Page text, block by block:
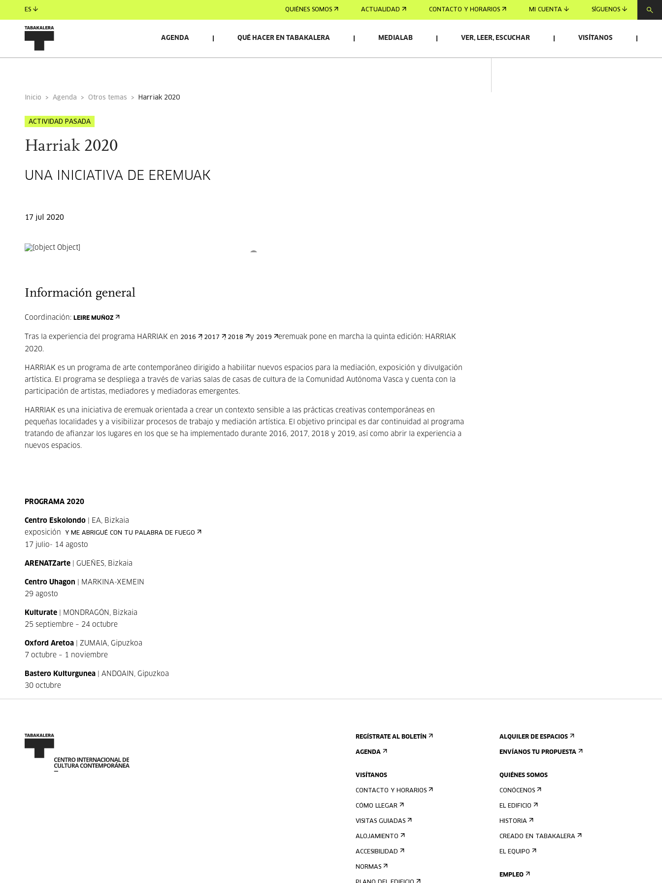
ES QUIÉNES SOMOS ACTUALIDAD CONTACTO Y HORARIOS MI CUENTA SÍGUENOS
AGENDA QUÉ HACER EN TABAKALERA MEDIALAB VER, LEER, ESCUCHAR VISÍTANOS
Inicio Agenda Otros temas harriak 2020
ACTIVIDAD PASADA
Harriak 2020
UNA INICIATIVA DE EREMUAK
17 jul 2020
Información general
Coordinación: LEIRE MUÑOZ
Tras la experiencia del programa HARRIAK en 2016 , 2017 , 2018 y 2019
eremuak pone en marcha la quinta edición: HARRIAK
2020.
HARRIAK es un programa de arte contemporáneo dirigido a habilitar nuevos espacios para la mediación, exposición y divulgación
artística. El programa se despliega a través de varias salas de casas de cultura de la Comunidad Autónoma Vasca y cuenta con la
participación de artistas, mediadores y mediadoras emergentes.
HARRIAK es una iniciativa de eremuak orientada a crear un contexto sensible a las prácticas creativas contemporáneas en
pequeñas localidades y a visibilizar procesos de trabajo y mediación artística. El objetivo principal es dar continuidad al programa
tratando de afianzar los lugares en los que se ha implementado durante 2016, 2017, 2018 y 2019, así como abrir la experiencia a
nuevos espacios.
PROGRAMA 2020
Centro Eskolondo | EA, Bizkaia
exposición
Y ME ABRIGUÉ CON TU PALABRA DE FUEGO
17 julio- 14 agosto
ARENATZarte | GUEÑES, Bizkaia
Centro Uhagon | MARKINA-XEMEIN
29 agosto
Kulturate | MONDRAGÓN, Bizkaia
25 septiembre – 24 octubre
Oxford Aretoa | ZUMAIA, Gipuzkoa
7 octubre – 1 noviembre
Bastero Kulturgunea | ANDOAIN, Gipuzkoa
30 octubre
REGÍSTRATE AL BOLETÍN
AGENDA
VISÍTANOS
CONTACTO Y HORARIOS
CÓMO LLEGAR
VISITAS GUIADAS
ALOJAMIENTO
ACCESIBILIDAD
NORMAS
ALQUILER DE ESPACIOS
ENVÍANOS TU PROPUESTA
QUIÉNES SOMOS
CONÓCENOS
EL EDIFICIO
HISTORIA
CREADO EN TABAKALERA
EL EQUIPO
EMPLEO